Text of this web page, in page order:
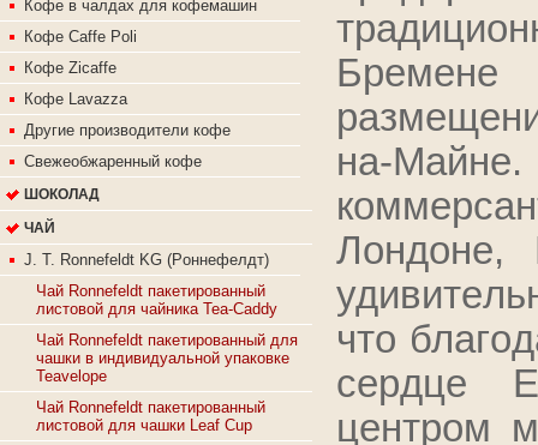
Кофе в чалдах для кофемашин
Кофе Caffe Poli
Кофе Zicaffe
Кофе Lavazza
Другие производители кофе
Свежеобжаренный кофе
ШОКОЛАД
ЧАЙ
J. T. Ronnefeldt KG (Рoннeфeлдт)
Чай Ronnefeldt пакетированный
листовой для чайника Tea-Caddy
Чай Ronnefeldt пакетированный для
чашки в индивидуальной упаковке
Teavelope
Чай Ronnefeldt пакетированный
листовой для чашки Leaf Cup
нa-Мaйнe.
Лoндoнe,
чтo
cepдцe
цeнтpoм